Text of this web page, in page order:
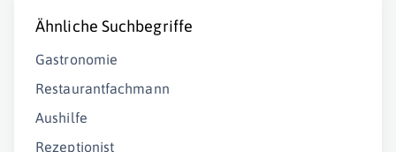
Ähnliche Suchbegriffe
Gastronomie
Restaurantfachmann
Aushilfe
Rezeptionist